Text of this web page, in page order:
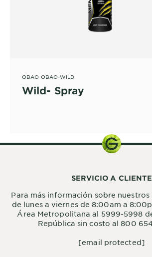
OBAO OBAO-WILD
Wild- Spray
SERVICIO A CLIENTE
Para más información sobre
de lunes a viernes de 8:00am a
Área Metropolitana al 5999-5998
República sin costo al 800
[email protected]